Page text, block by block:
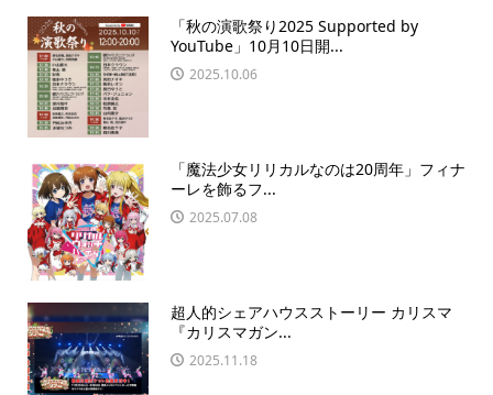
「秋の演歌祭り2025 Supported by
YouTube」10月10日開...
2025.10.06
「魔法少女リリカルなのは20周年」フィナ
ーレを飾るフ...
2025.07.08
超人的シェアハウスストーリー カリスマ
『カリスマガン...
2025.11.18